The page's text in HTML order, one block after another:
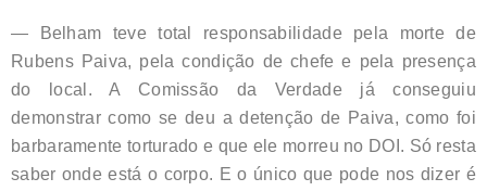
— Belham teve total responsabilidade pela morte de
Rubens Paiva, pela condição de chefe e pela presença
do local. A Comissão da Verdade já conseguiu
demonstrar como se deu a detenção de Paiva, como foi
barbaramente torturado e que ele morreu no DOI. Só resta
saber onde está o corpo. E o único que pode nos dizer é